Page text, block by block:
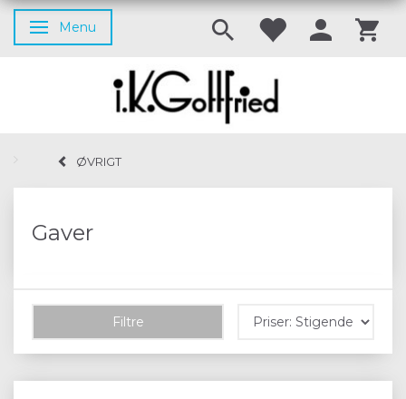
Skifte navigation
Menu
ØVRIGT
Gaver
Filtre